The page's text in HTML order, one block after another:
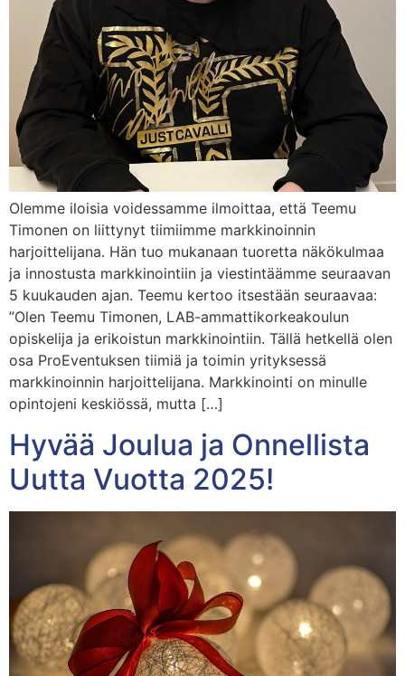
Olemme iloisia voidessamme ilmoittaa, että Teemu
Timonen on liittynyt tiimiimme markkinoinnin
harjoittelijana. Hän tuo mukanaan tuoretta näkökulmaa
ja innostusta markkinointiin ja viestintäämme seuraavan
5 kuukauden ajan. Teemu kertoo itsestään seuraavaa:
”Olen Teemu Timonen, LAB-ammattikorkeakoulun
opiskelija ja erikoistun markkinointiin. Tällä hetkellä olen
osa ProEventuksen tiimiä ja toimin yrityksessä
markkinoinnin harjoittelijana. Markkinointi on minulle
opintojeni keskiössä, mutta […]
Hyvää Joulua ja Onnellista
Uutta Vuotta 2025!